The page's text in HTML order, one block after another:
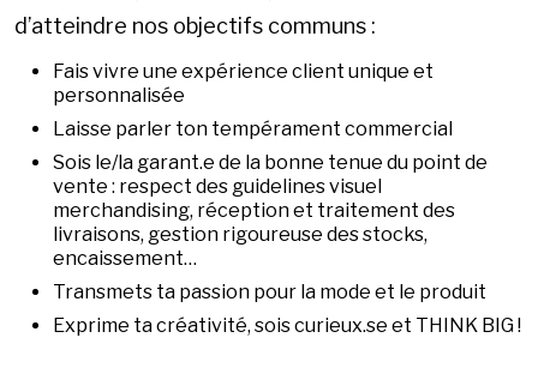
d’atteindre nos objectifs communs :
Fais vivre une expérience client unique et
personnalisée
Laisse parler ton tempérament commercial
Sois le/la garant.e de la bonne tenue du point de
vente : respect des guidelines visuel
merchandising, réception et traitement des
livraisons, gestion rigoureuse des stocks,
encaissement…
Transmets ta passion pour la mode et le produit
Exprime ta créativité, sois curieux.se et THINK BIG !